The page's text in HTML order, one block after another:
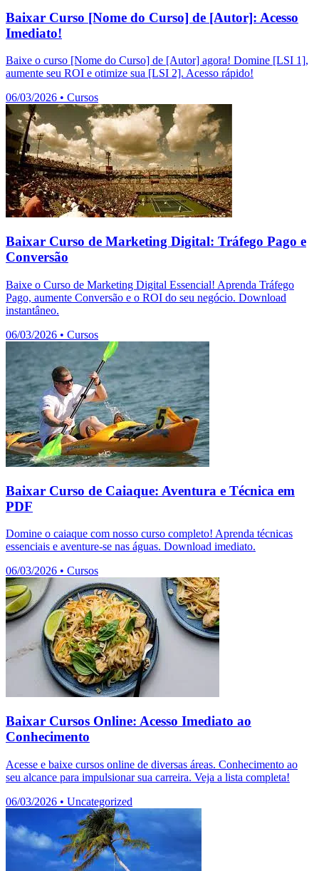
Baixar Curso [Nome do Curso] de [Autor]: Acesso
Imediato!
Baixe o curso [Nome do Curso] de [Autor] agora! Domine [LSI 1],
aumente seu ROI e otimize sua [LSI 2]. Acesso rápido!
06/03/2026 • Cursos
Baixar Curso de Marketing Digital: Tráfego Pago e
Conversão
Baixe o Curso de Marketing Digital Essencial! Aprenda Tráfego
Pago, aumente Conversão e o ROI do seu negócio. Download
instantâneo.
06/03/2026 • Cursos
Baixar Curso de Caiaque: Aventura e Técnica em
PDF
Domine o caiaque com nosso curso completo! Aprenda técnicas
essenciais e aventure-se nas águas. Download imediato.
06/03/2026 • Cursos
Baixar Cursos Online: Acesso Imediato ao
Conhecimento
Acesse e baixe cursos online de diversas áreas. Conhecimento ao
seu alcance para impulsionar sua carreira. Veja a lista completa!
06/03/2026 • Uncategorized